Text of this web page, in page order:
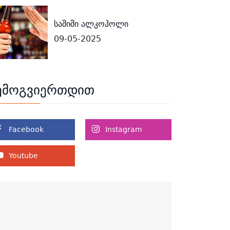
საშიში ალკოჰოლი
09-05-2025
Facebook Instagram
Youtube